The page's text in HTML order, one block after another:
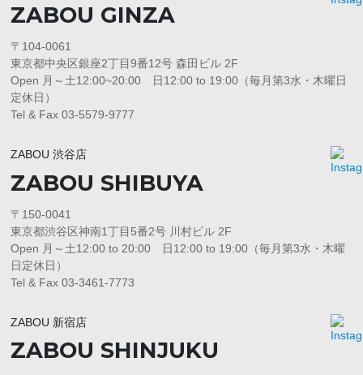
ZABOU GINZA
〒104-0061
東京都中央区銀座2丁目9番12号 森田ビル 2F
Open 月～土12:00~20:00 日12:00 to 19:00（毎月第3水・木曜日
定休日）
Tel & Fax 03-5579-9777
ZABOU 渋谷店
ZABOU SHIBUYA
〒150-0041
東京都渋谷区神南1丁目5番2号 川村ビル 2F
Open 月～土12:00 to 20:00 日12:00 to 19:00（毎月第3水・木曜
日定休日）
Tel & Fax 03-3461-7773
ZABOU 新宿店
ZABOU SHINJUKU